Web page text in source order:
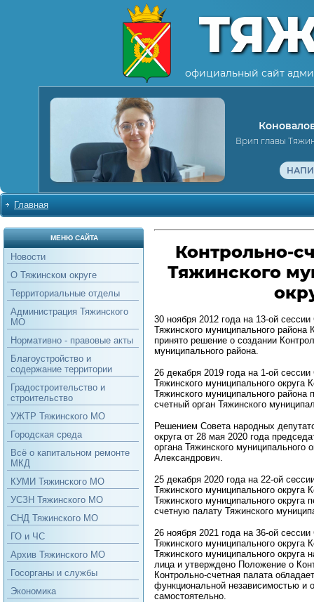
официальный сайт
Врип главы
Главная
МЕНЮ САЙТА
Новости
О Тяжинском округе
Территориальные отделы
Администрация Тяжинского
МО
Нормативно - правовые акты
Благоустройство и
содержание территории
Градостроительство и
строительство
УЖТР Тяжинского МО
Городская среда
Всё о капитальном ремонте
МКД
КУМИ Тяжинского МО
УСЗН Тяжинского МО
СНД Тяжинского МО
ГО и ЧС
Архив Тяжинского МО
Госорганы и службы
Экономика
Контрольно-
Тяжинского
30 ноября 2012 года на 13-ой
Тяжинского муниципального района
принято решение о создании
муниципального района.
26 декабря 2019 года на 1-ой
Тяжинского муниципального округа
Тяжинского муниципального района
счетный орган Тяжинского
Решением Совета народных
округа от 28 мая 2020 года
органа Тяжинского муниципального
Александрович.
25 декабря 2020 года на 22-ой
Тяжинского муниципального округа
Тяжинского муниципального округа
счетную палату Тяжинского
26 ноября 2021 года на 36-ой
Тяжинского муниципального округа
Тяжинского муниципального округа
лица и утверждено Положение о
Контрольно-счетная палата
функциональной независимостью и
самостоятельно.